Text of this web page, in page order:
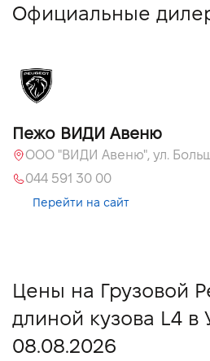
Официальные
Пежо ВИДИ Авеню
044 591 30 00
Перейти на сайт
Цены на Грузовой
длиной кузова L4 в
08.08.2026